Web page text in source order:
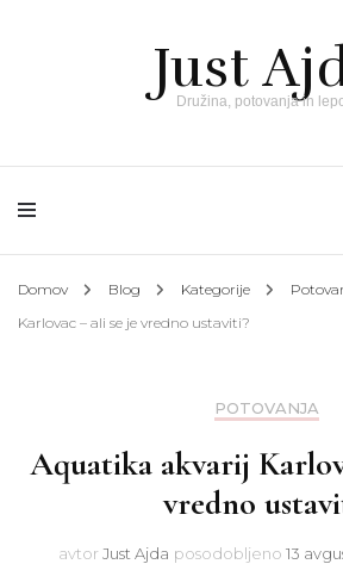
Just
Družina, potovanja in
Domov Blog Kategorije
Karlovac – ali se je vredno ustaviti?
POTOVANJA
Aquatika akvarij
vredno
avtor Just Ajda posodobljeno 13